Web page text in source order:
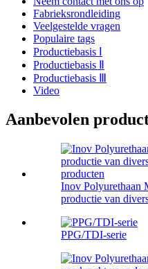
Fabrieksrondleiding
Veelgestelde vragen
Populaire tags
Productiebasis Ⅰ
Productiebasis Ⅱ
Productiebasis Ⅲ
Video
Aanbevolen
Inov Polyurethaan
productie van
PPG/TDI-serie